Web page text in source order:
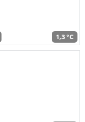
1,3 °C